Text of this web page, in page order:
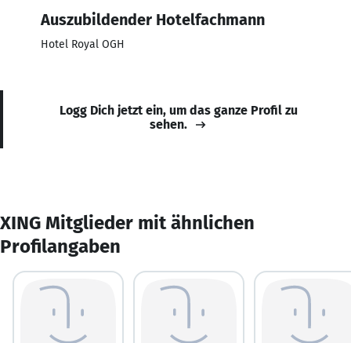
Auszubildender Hotelfachmann
Hotel Royal OGH
Logg Dich jetzt ein, um das ganze Profil zu
sehen.
XING Mitglieder mit ähnlichen
Profilangaben